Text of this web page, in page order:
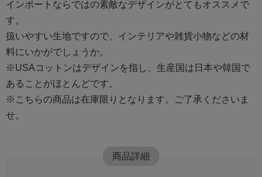
インポートならではの素敵なデザインがとてもオススメで
す。
扱いやすい生地ですので、インテリアや雑貨小物などの材
料にいかがでしょうか。
※USAコットンはデザインを指し、生産国は日本や韓国で
あることがほとんどです。
※こちらの商品は在庫限りとなります。ご了承くださいま
せ。
商品詳細